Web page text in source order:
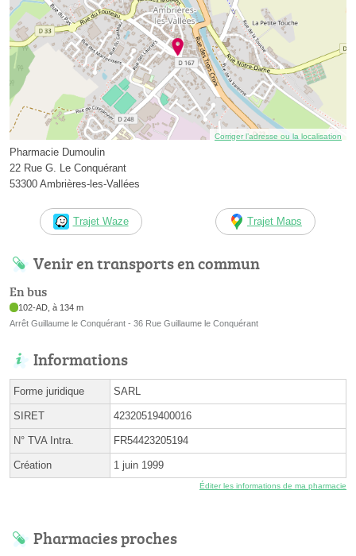
Corriger l’adresse ou la localisation
Pharmacie Dumoulin
22 Rue G. Le Conquérant
53300 Ambrières-les-Vallées
Trajet Waze Trajet Maps
Venir en transports en commun
En bus
102-AD, à 134 m
Arrêt Guillaume le Conquérant - 36 Rue Guillaume le Conquérant
Informations
Forme juridique SARL
SIRET 42320519400016
N° TVA Intra. FR54423205194
Création 1 juin 1999
Éditer les informations de ma pharmacie
Pharmacies proches